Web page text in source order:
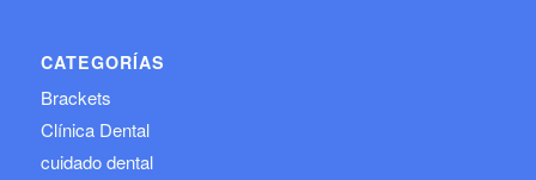
CATEGORÍAS
Brackets
Clínica Dental
cuidado dental